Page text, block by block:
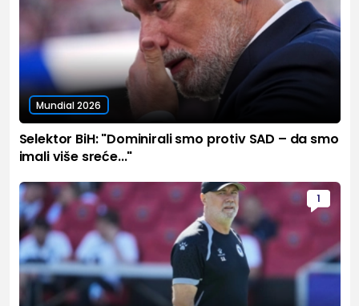
Mundial 2026
Selektor BiH: "Dominirali smo protiv SAD – da smo
imali više sreće..."
1